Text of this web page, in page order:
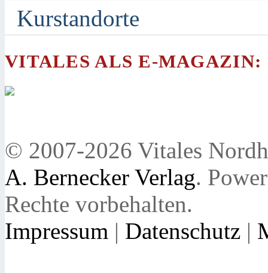
Kurstandorte
VITALES ALS E-MAGAZIN:
© 2007-2026 Vitales
A. Bernecker Verlag.
Rechte vorbehalten.
Impressum | Datenschutz |